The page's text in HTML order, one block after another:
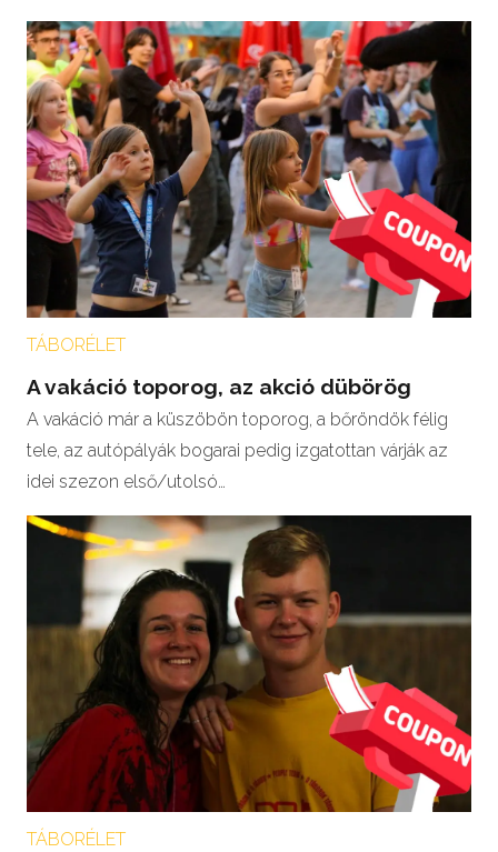
TÁBORÉLET
A vakáció toporog, az akció dübörög
A vakáció már a küszöbön toporog, a bőröndök félig
tele, az autópályák bogarai pedig izgatottan várják az
idei szezon első/utolsó…
TÁBORÉLET